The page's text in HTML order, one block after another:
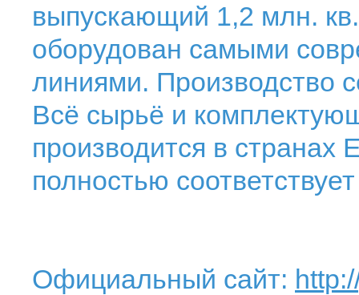
выпускающий 1,2 млн.
оборудован самыми
линиями. Производство
Всё сырьё и
производится в
полностью
Официальный сайт: